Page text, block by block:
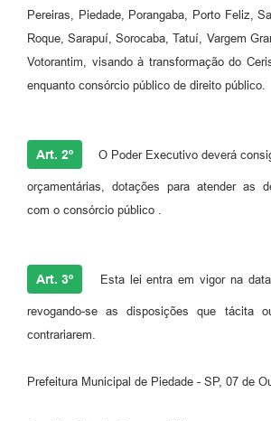
Pereiras, Piedade, Porangaba, Porto Feliz,
Roque, Sarapuí, Sorocaba, Tatuí, Vargem
Votorantim, visando à transformação do
enquanto consórcio público de direito público.
Art. 2º O Poder Executivo deverá
orçamentárias, dotações para atender as
com o consórcio público .
Art. 3º Esta lei entra em vigor na
revogando-se as disposições que tácita
contrariarem.
Prefeitura Municipal de Piedade - SP, 07 de